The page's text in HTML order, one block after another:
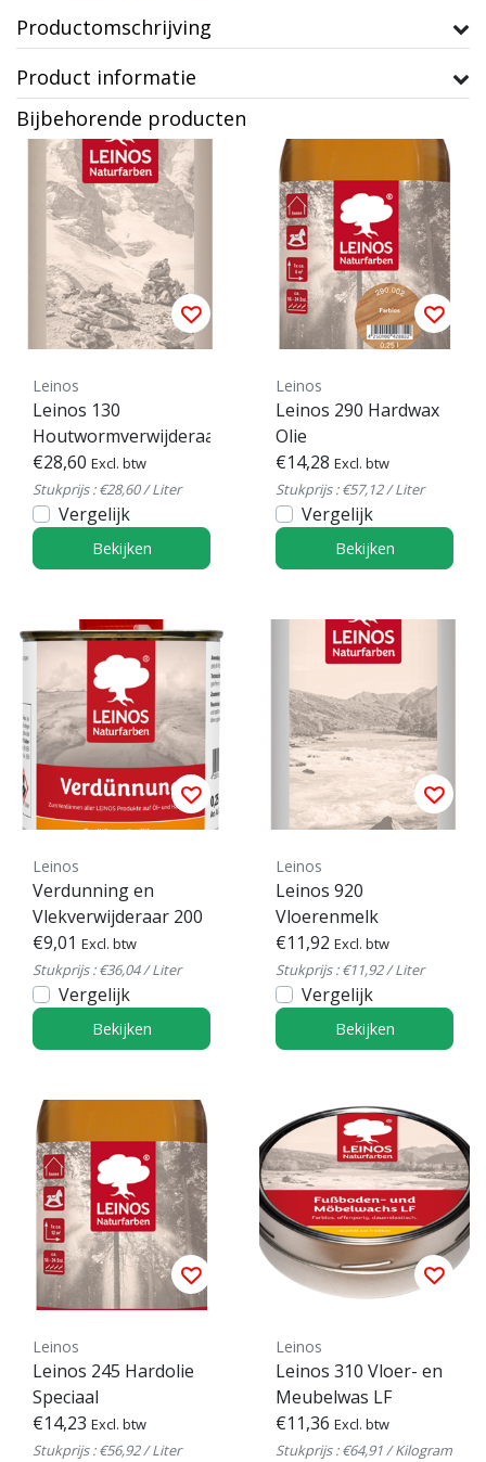
Productomschrijving
Product informatie
Bijbehorende producten
Leinos
Leinos 130
Houtwormverwijderaar
€28,60 Excl. btw
Stukprijs : €28,60 / Liter
Vergelijk
Bekijken
Leinos
Leinos 290 Hardwax
Olie
€14,28 Excl. btw
Stukprijs : €57,12 / Liter
Vergelijk
Bekijken
Leinos
Verdunning en
Vlekverwijderaar 200
€9,01 Excl. btw
Stukprijs : €36,04 / Liter
Vergelijk
Bekijken
Leinos
Leinos 920
Vloerenmelk
€11,92 Excl. btw
Stukprijs : €11,92 / Liter
Vergelijk
Bekijken
Leinos
Leinos 245 Hardolie
Speciaal
€14,23 Excl. btw
Stukprijs : €56,92 / Liter
Leinos
Leinos 310 Vloer- en
Meubelwas LF
€11,36 Excl. btw
Stukprijs : €64,91 / Kilogram